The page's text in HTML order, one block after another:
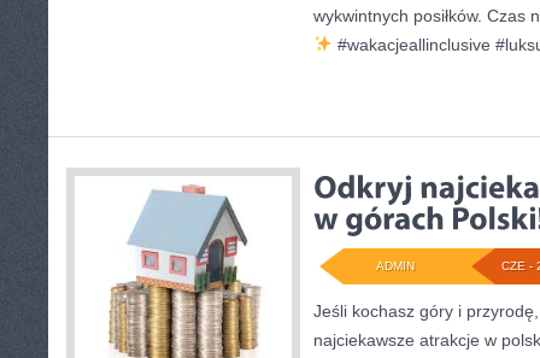
wykwintnych posiłków. Czas
#wakacjeallinclusive
CZE -
ADMIN
Jeśli kochasz góry i
najciekawsze atrakcje w